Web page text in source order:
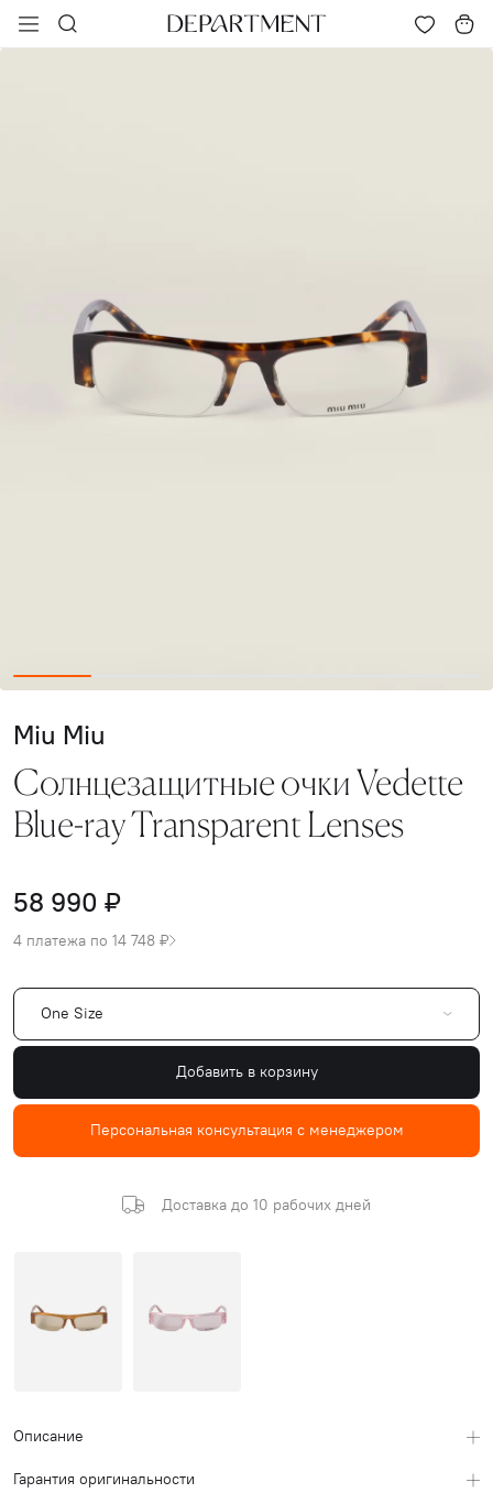
Miu Miu
Солнцезащитные очки Vedette
Blue-ray Transparent Lenses
58 990 ₽
4 платежа по 14 748 ₽
One Size
Добавить в корзину
Персональная консультация с менеджером
Доставка до 10 рабочих дней
Описание
Гарантия оригинальности